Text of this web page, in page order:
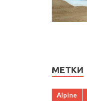
МЕТКИ
Alpine